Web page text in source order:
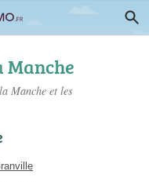
Manche
Manche et les